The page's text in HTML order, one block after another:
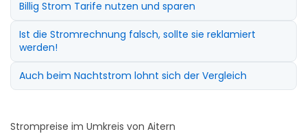
Billig Strom Tarife nutzen und sparen
Ist die Stromrechnung falsch, sollte sie reklamiert
werden!
Auch beim Nachtstrom lohnt sich der Vergleich
Strompreise im Umkreis von Aitern